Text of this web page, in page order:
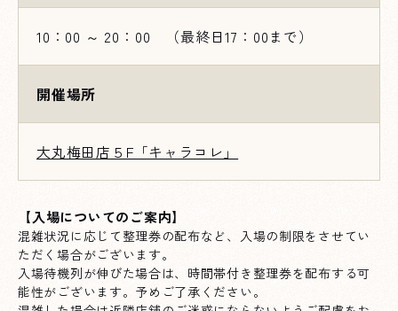
10：00 ～ 20：00 （最終日17：00まで）
開催場所
大丸梅田店５F「キャラコレ」
【入場についてのご案内】
混雑状況に応じて整理券の配布など、入場の制限をさせてい
ただく場合がございます。
入場待機列が伸びた場合は、時間帯付き整理券を配布する可
能性がございます。予めご了承ください。